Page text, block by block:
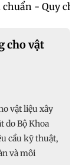
chuẩn - Quy
cho vật
vật liệu xây
do Bộ Khoa
cầu kỹ thuật,
và môi